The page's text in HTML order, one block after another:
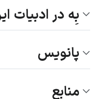
بِه در ادبیات
پانویس
منابع